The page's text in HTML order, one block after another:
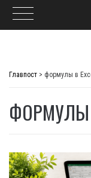
Главпост > формулы в
ФОРМУЛЫ